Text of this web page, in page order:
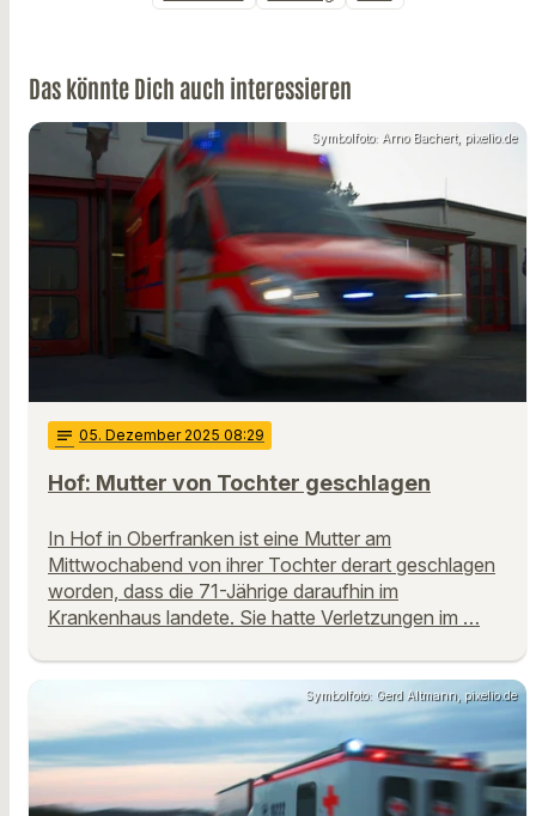
Das könnte Dich auch interessieren
Symbolfoto: Arno Bachert, pixelio.de
notes 05. Dezember 2025 08:29
Hof: Mutter von Tochter geschlagen
In Hof in Oberfranken ist eine Mutter am
Mittwochabend von ihrer Tochter derart geschlagen
worden, dass die 71-Jährige daraufhin im
Krankenhaus landete. Sie hatte Verletzungen im …
Symbolfoto: Gerd Altmann, pixelio.de